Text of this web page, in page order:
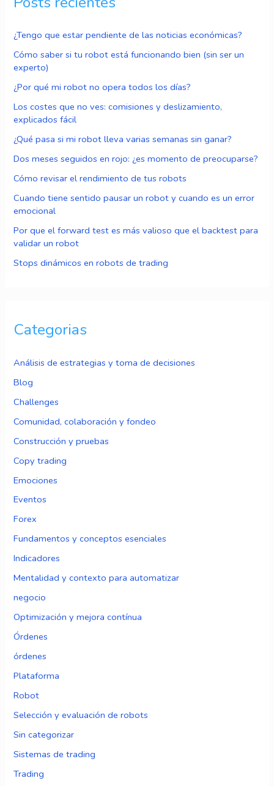
¿Tengo que estar pendiente de las noticias económicas?
Cómo saber si tu robot está funcionando bien (sin ser un
experto)
¿Por qué mi robot no opera todos los días?
Los costes que no ves: comisiones y deslizamiento,
explicados fácil
¿Qué pasa si mi robot lleva varias semanas sin ganar?
Dos meses seguidos en rojo: ¿es momento de preocuparse?
Cómo revisar el rendimiento de tus robots
Cuando tiene sentido pausar un robot y cuando es un error
emocional
Por que el forward test es más valioso que el backtest para
validar un robot
Stops dinámicos en robots de trading
Categorias
Análisis de estrategias y toma de decisiones
Blog
Challenges
Comunidad, colaboración y fondeo
Construcción y pruebas
Copy trading
Emociones
Eventos
Forex
Fundamentos y conceptos esenciales
Indicadores
Mentalidad y contexto para automatizar
negocio
Optimización y mejora contínua
Órdenes
órdenes
Plataforma
Robot
Selección y evaluación de robots
Sin categorizar
Sistemas de trading
Trading